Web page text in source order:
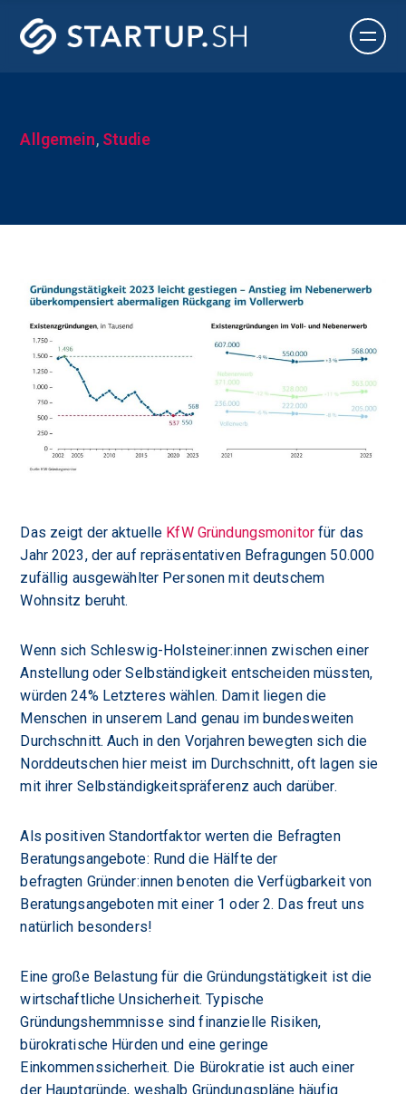
Allgemein, Studie
Das zeigt der aktuelle KfW Gründungsmonitorfür das
Jahr 2023, der auf repräsentativen Befragungen 50.000
zufällig ausgewählter Personen mit deutschem
Wohnsitz beruht.
Wenn sich Schleswig-Holsteiner:innen zwischen einer
Anstellung oder Selbständigkeit entscheiden müssten,
würden 24% Letzteres wählen. Damit liegen die
Menschen in unserem Land genau im bundesweiten
Durchschnitt. Auch in den Vorjahren bewegten sich die
Norddeutschen hier meist im Durchschnitt, oft lagen sie
mit ihrer Selbständigkeitspräferenz auch darüber.
Als positiven Standortfaktor werten die Befragten
Beratungsangebote: Rund die Hälfte der
befragten Gründer:innen benoten die Verfügbarkeit von
Beratungsangeboten mit einer 1 oder 2. Das freut uns
natürlich besonders!
Eine große Belastung für die Gründungstätigkeit ist die
wirtschaftliche Unsicherheit. Typische
Gründungshemmnisse sind finanzielle Risiken,
bürokratische Hürden und eine geringe
Einkommenssicherheit. Die Bürokratie ist auch einer
der Hauptgründe, weshalb Gründungspläne häufig